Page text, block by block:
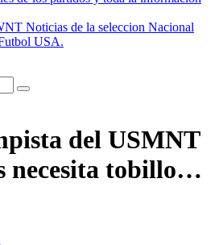
Noticias de la seleccion Nacional
USA.
del USMNT
necesita tobillo…